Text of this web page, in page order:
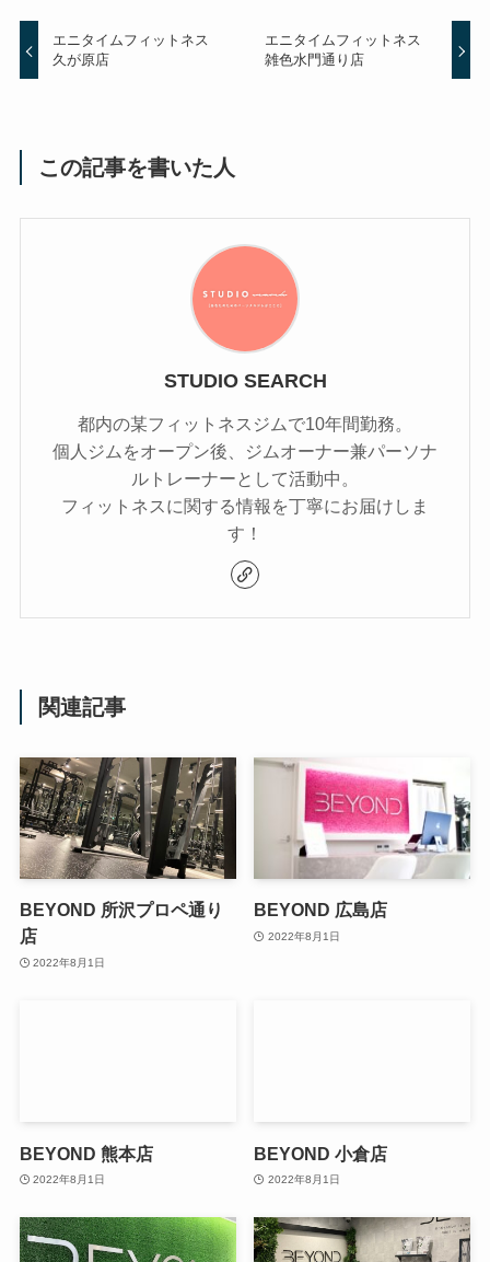
エニタイムフィットネス
久が原店
エニタイムフィットネス
雑色水門通り店
この記事を書いた人
STUDIO SEARCH
都内の某フィットネスジムで10年間勤務。
個人ジムをオープン後、ジムオーナー兼パーソナ
ルトレーナーとして活動中。
フィットネスに関する情報を丁寧にお届けしま
す！
関連記事
BEYOND 所沢プロペ通り
店
2022年8月1日
BEYOND 広島店
2022年8月1日
BEYOND 熊本店
2022年8月1日
BEYOND 小倉店
2022年8月1日